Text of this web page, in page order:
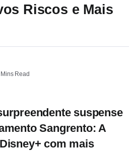
Riscos e Mais
Read
suspense
Sangrento: A
com mais